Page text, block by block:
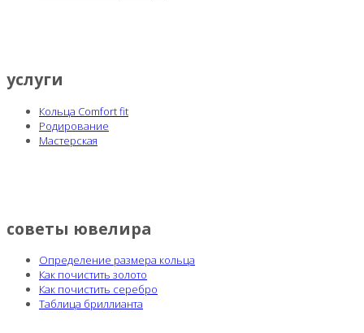
услуги
Кольца Comfort fit
Родирование
Мастерская
советы ювелира
Определение размера кольца
Как почистить золото
Как почистить серебро
Таблица бриллианта